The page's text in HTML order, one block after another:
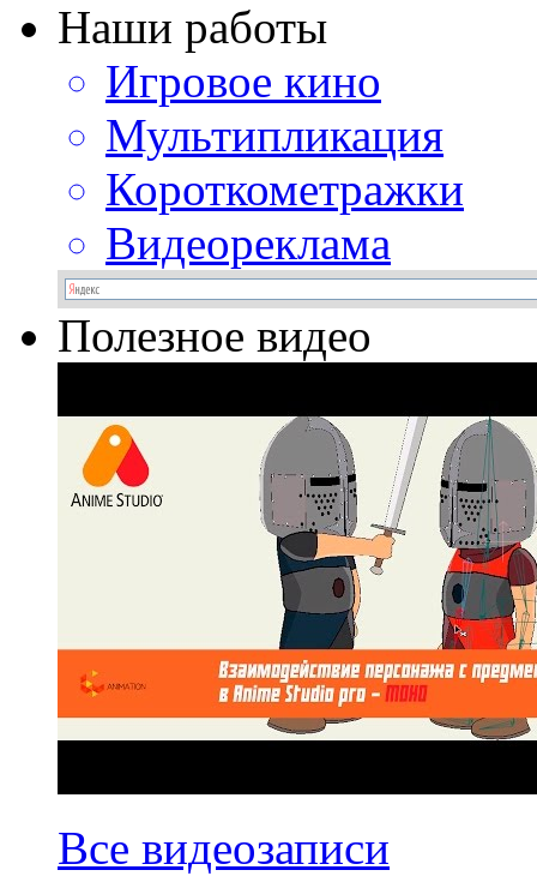
Наши работы
Игровое кино
Мультипликация
Короткометражки
Видеореклама
Полезное видео
Все видеозаписи